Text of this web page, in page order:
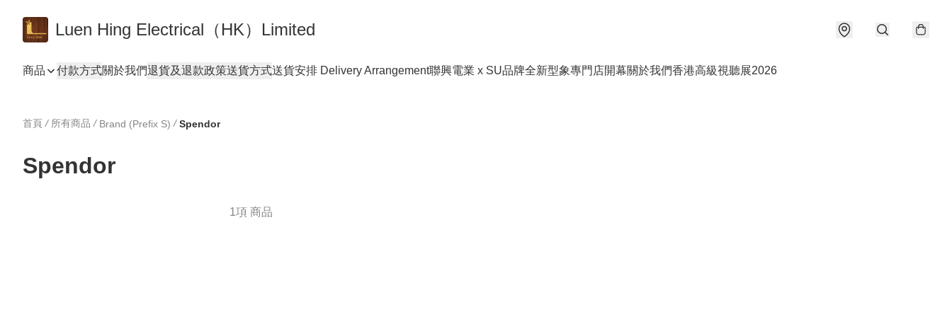
Luen Hing Electrical（HK）Limited
商品 付款方式關於我們退貨及退款政策送貨方式送貨安排 Delivery Arrangement聯興電業 x SU品牌全新型象專門店開幕關於我們香港高級視聽展2026
首頁 / 所有商品 / Brand (Prefix S) / Spendor
Spendor
1項 商品